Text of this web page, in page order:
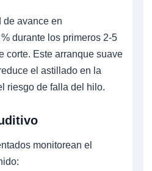
de avance en
durante los primeros 2-5
corte. Este arranque suave
el astillado en la
riesgo de falla del hilo.
monitorean el